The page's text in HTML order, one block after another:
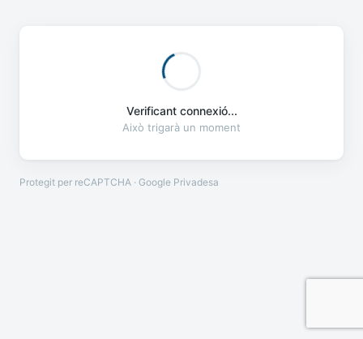
Verificant connexió...
Això trigarà un moment
Protegit per reCAPTCHA · Google Privadesa